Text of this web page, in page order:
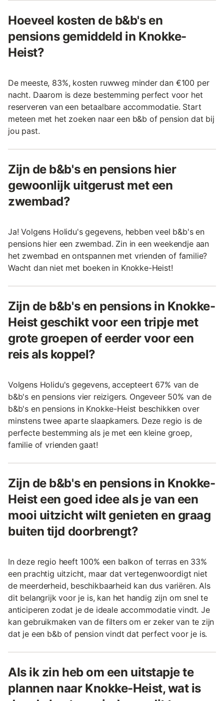
Hoeveel kosten de b&b's en
pensions gemiddeld in Knokke-
Heist?
De meeste, 83%, kosten ruwweg minder dan €100 per
nacht. Daarom is deze bestemming perfect voor het
reserveren van een betaalbare accommodatie. Start
meteen met het zoeken naar een b&b of pension dat bij
jou past.
Zijn de b&b's en pensions hier
gewoonlijk uitgerust met een
zwembad?
Ja! Volgens Holidu's gegevens, hebben veel b&b's en
pensions hier een zwembad. Zin in een weekendje aan
het zwembad en ontspannen met vrienden of familie?
Wacht dan niet met boeken in Knokke-Heist!
Zijn de b&b's en pensions in Knokke-
Heist geschikt voor een tripje met
grote groepen of eerder voor een
reis als koppel?
Volgens Holidu's gegevens, accepteert 67% van de
b&b's en pensions vier reizigers. Ongeveer 50% van de
b&b's en pensions in Knokke-Heist beschikken over
minstens twee aparte slaapkamers. Deze regio is de
perfecte bestemming als je met een kleine groep,
familie of vrienden gaat!
Zijn de b&b's en pensions in Knokke-
Heist een goed idee als je van een
mooi uitzicht wilt genieten en graag
buiten tijd doorbrengt?
In deze regio heeft 100% een balkon of terras en 33%
een prachtig uitzicht, maar dat vertegenwoordigt niet
de meerderheid, beschikbaarheid kan dus variëren. Als
dit belangrijk voor je is, kan het handig zijn om snel te
anticiperen zodat je de ideale accommodatie vindt. Je
kan gebruikmaken van de filters om er zeker van te zijn
dat je een b&b of pension vindt dat perfect voor je is.
Als ik zin heb om een uitstapje te
plannen naar Knokke-Heist, wat is